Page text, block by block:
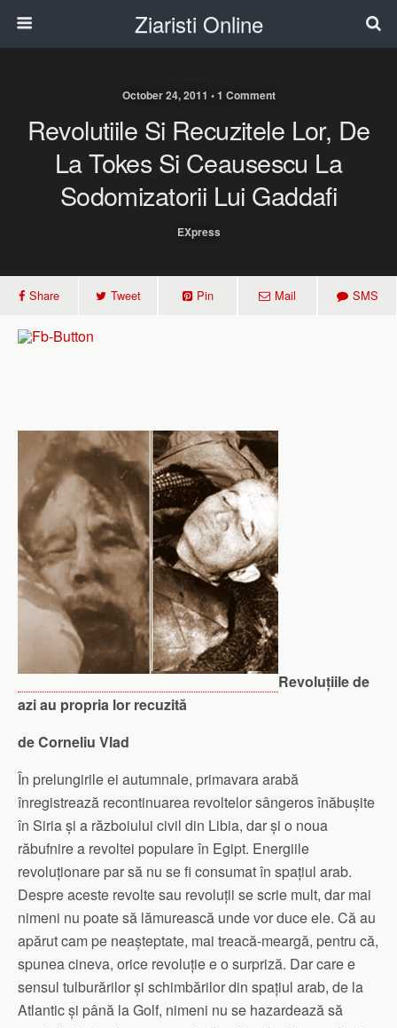
Ziaristi Online
October 24, 2011 • 1 Comment
Revolutiile Si Recuzitele Lor, De
La Tokes Si Ceausescu La
Sodomizatorii Lui Gaddafi
EXpress
Share Tweet Pin Mail SMS
Revoluțiile de
azi au propria lor recuzită
de Corneliu Vlad
În prelungirile ei autumnale, primavara arabă
înregistrează recontinuarea revoltelor sângeros înăbușite
în Siria și a războiului civil din Libia, dar și o noua
răbufnire a revoltei populare în Egipt. Energiile
revoluționare par să nu se fi consumat în spațiul arab.
Despre aceste revolte sau revoluții se scrie mult, dar mai
nimeni nu poate să lămurească unde vor duce ele. Că au
apărut cam pe neașteptate, mai treacă-meargă, pentru că,
spunea cineva, orice revoluție e o surpriză. Dar care e
sensul tulburărilor și schimbărilor din spațiul arab, de la
Atlantic și până la Golf, nimeni nu se hazardează să